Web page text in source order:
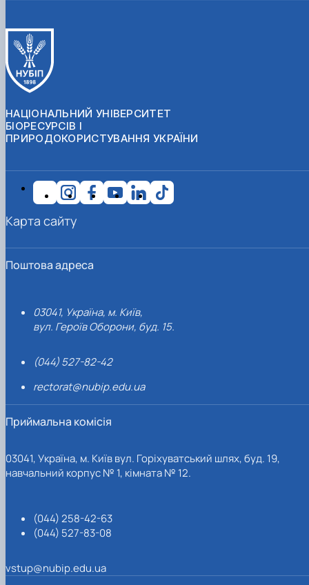
НАЦІОНАЛЬНИЙ УНІВЕРСИТЕТ
БІОРЕСУРСІВ І
ПРИРОДОКОРИСТУВАННЯ УКРАЇНИ
Поштова адреса
03041, Україна, м. Київ,
вул. Героїв Оборони, буд. 15.
(044) 527-82-42
rectorat@nubip.edu.ua
Приймальна комісія
03041, Україна, м. Київ вул. Горіхуватський шлях, буд. 19,
навчальний корпус № 1, кімната № 12.
(044) 258-42-63
(044) 527-83-08
vstup@nubip.edu.ua
Карта сайту